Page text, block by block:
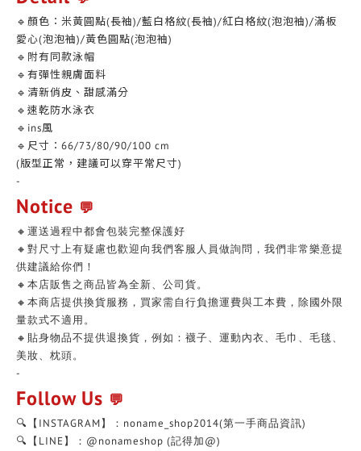
🔹顏色：米黃圓點(長袖)/藍白格紋(長袖)/紅白格紋(泡泡袖)/滿板
愛心(泡泡袖)/黃色圓點(泡泡袖)
🔹附有同款泳帽
🔹有彈性親膚面料
🔹清新俏皮、甜感滿分
🔹速乾防水泳衣
🔹ins風
🔹尺寸：66/73/80/90/100 cm
(版型正常，建議可以穿平常尺寸)
-
Notice 💬
🔸運送過程中都會包裝完整保護好
🔸對尺寸上有疑慮也歡迎向我們客服人員做詢問，我們非常樂意提
供建議給你們！
🔸本店販售之商品皆為全新、公司貨。
🔸本商店提供換貨服務，買家需自行負擔運費與工本費，除國外限
量款式不適用。
🔸貼身物品不提供退換貨，例如：襪子、運動內衣、毛巾、毛毯、
美妝、枕頭。
-
Follow Us 💬
🔍【INSTAGRAM】：noname_shop2014(第一手商品資訊)
🔍【LINE】：@nonameshop (記得加@)